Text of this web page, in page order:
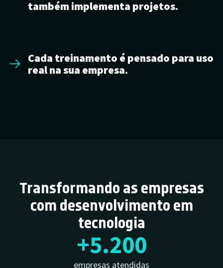
também implementa projetos.
Cada treinamento é pensado para uso
real na sua empresa.
Transformando as empresas
com desenvolvimento em
tecnologia
empresas atendidas
+5.200